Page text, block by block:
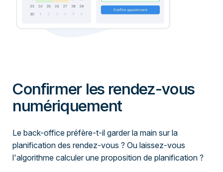
Confirmer les rendez-vous
numériquement
Le back-office préfère-t-il garder la main sur la
planification des rendez-vous ? Ou laissez-vous
l'algorithme calculer une proposition de planification ?